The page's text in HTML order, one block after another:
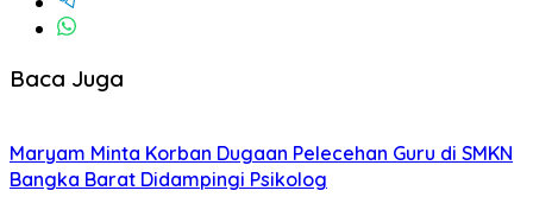
Baca Juga
Maryam Minta Korban Dugaan Pelecehan Guru di SMKN
Bangka Barat Didampingi Psikolog